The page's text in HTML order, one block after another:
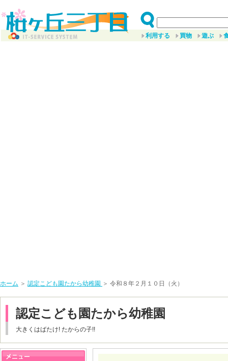
利用する 買物 遊ぶ
ホーム ＞ 認定こども園たから幼稚園 ＞ 令和８年２月１０日（火）
認定こども園たから幼稚園
大きくはばたけ! たからの子!!